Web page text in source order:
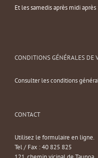
Et les samedis après midi après
CONDITIONS GÉNÉRALES DE
Consulter les conditions
CONTACT
Utilisez le formulaire en ligne.
Tel / Fax : 40 825 825